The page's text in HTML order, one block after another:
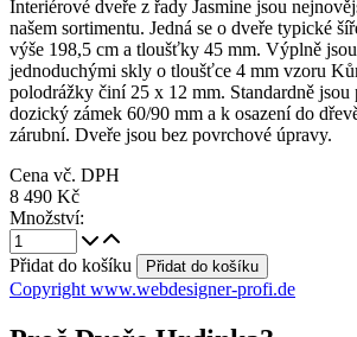
Interiérové dveře z řady Jasmine jsou
našem sortimentu. Jedná se o dveře typické
výše 198,5 cm a tloušťky 45 mm. Výplně
jednoduchými skly o tloušťce 4 mm vzoru
polodrážky činí 25 x 12 mm. Standardně jsou
dozický zámek 60/90 mm a k osazení do
zárubní. Dveře jsou bez povrchové úpravy.
Cena vč. DPH
8 490 Kč
Množství:
Přidat do košíku
Copyright www.webdesigner-profi.de